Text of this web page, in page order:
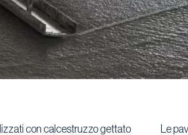
con calcestruzzo gettato
Le